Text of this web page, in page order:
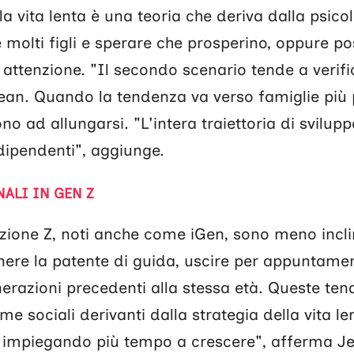
vita lenta è una teoria che deriva dalla
molti figli e sperare che prosperino, oppure
"Il secondo scenario tende a
Quando la tendenza va verso famiglie più
ad allungarsi. "L'intera traiettoria di
aggiunge.
IN GEN Z
Z, noti anche come iGen, sono meno
la patente di guida, uscire per
precedenti alla stessa età. Queste
sociali derivanti dalla strategia della vita
più tempo a crescere", afferma